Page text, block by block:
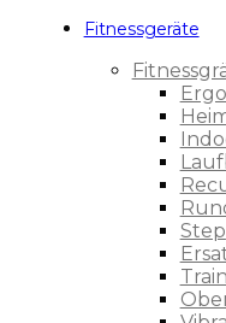
Fitnessgeräte